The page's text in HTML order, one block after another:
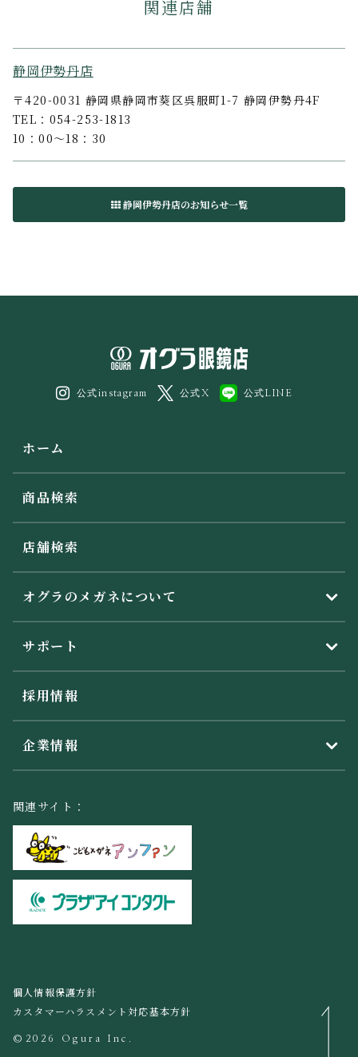
関連店舗
静岡伊勢丹店
〒420-0031 静岡県静岡市葵区呉服町1-7 静岡伊勢丹4F
TEL：054-253-1813
10：00〜18：30
静岡伊勢丹店のお知らせ一覧
公式instagram 公式X 公式LINE
ホーム
商品検索
店舗検索
オグラのメガネについて
サポート
採用情報
企業情報
関連サイト：
©2026 Ogura Inc.
個人情報保護方針
カスタマーハラスメント対応基本方針